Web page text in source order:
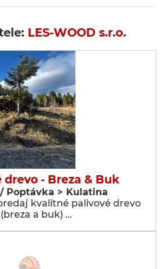
LES-WOOD s.r.o.
drevo - Breza & Buk
Poptávka > Kulatina
kvalitné palivové drevo
(breza a buk) …